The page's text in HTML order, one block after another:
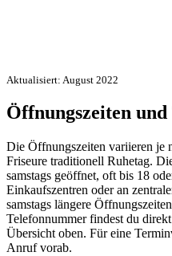
Aktualisiert: August 2022
Öffnungszeiten
Die Öffnungszeiten variieren je
Friseure traditionell Ruhetag.
samstags geöffnet, oft bis 18
Einkaufszentren oder an
samstags längere
Telefonnummer findest du
Übersicht oben. Für eine
Anruf vorab.